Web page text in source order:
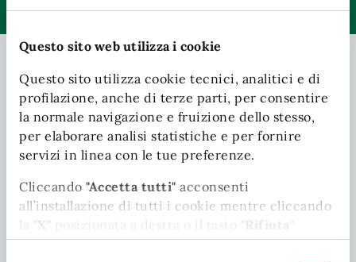
Questo sito web utilizza i cookie
Questo sito utilizza cookie tecnici, analitici e di
profilazione, anche di terze parti, per consentire
la normale navigazione e fruizione dello stesso,
per elaborare analisi statistiche e per fornire
servizi in linea con le tue preferenze.
Cliccando "Accetta tutti" acconsenti
all’installazione di tutti i cookie mentre cliccando
la "X" posizionata a destra o il tasto "Rifiuta"
chiudi il banner e continui la navigazione in
Valuta 5 stelle su 5
Valuta 4 stelle su 5
Valuta 3 stelle su 5
Valuta 2 stelle su 5
Valuta 1 stelle su 5
Contatta il comune
Leggi le domande frequenti
Richiedi assistenza
Chiama il comune
Prenota appuntamento